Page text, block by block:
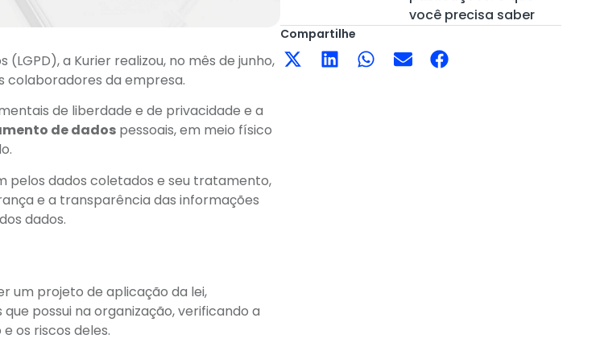
(LGPD), a Kurier realizou, no mês de junho,
da empresa.
de liberdade e de privacidade e a
de dados pessoais, em meio físico
pelos dados coletados e seu tratamento,
e a transparência das informações
dados.
um projeto de aplicação da lei,
que possui na organização, verificando a
os riscos deles.
você precisa saber
Compartilhe